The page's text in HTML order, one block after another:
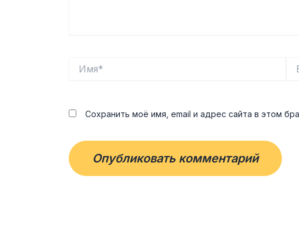
Сохранить моё имя, email и адрес сайта в этом